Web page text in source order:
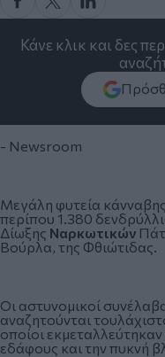
Κάνε κλικ και δες
- Newsroom
Μεγάλη φυτεία
περίπου 1.380
Δίωξης Ναρκωτικών
Βούρλα, της Φθιώτιδας.
Οι αστυνομικοί
αναζητούνται
οποίοι
εδάφους και την πυκνή